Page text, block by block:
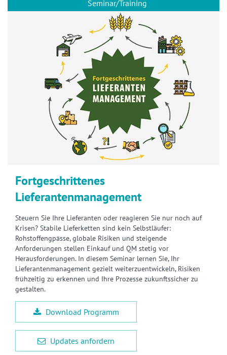
Seminar/Training
Fortgeschrittenes
Lieferantenmanagement
Steuern Sie Ihre Lieferanten oder reagieren Sie nur noch auf
Krisen? Stabile Lieferketten sind kein Selbstläufer:
Rohstoffengpässe, globale Risiken und steigende
Anforderungen stellen Einkauf und QM stetig vor
Herausforderungen. In diesem Seminar lernen Sie, Ihr
Lieferantenmanagement gezielt weiterzuentwickeln, Risiken
frühzeitig zu erkennen und Ihre Prozesse zukunftssicher zu
gestalten.
Download Programm
Updates anfordern